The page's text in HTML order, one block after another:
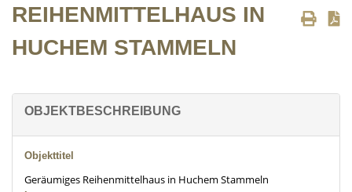
REIHENMITTELHAUS IN
HUCHEM STAMMELN
OBJEKTBESCHREIBUNG
Objekttitel
Geräumiges Reihenmittelhaus in Huchem Stammeln